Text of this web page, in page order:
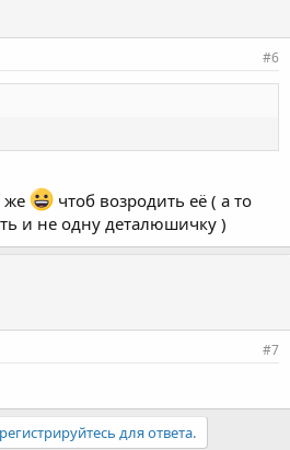
#6
же
чтоб возродить её ( а то
и не одну деталюшичку )
#7
для ответа.